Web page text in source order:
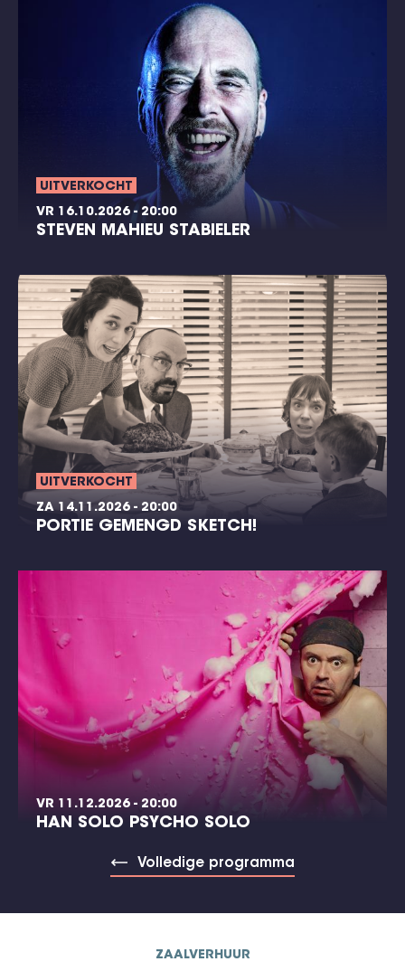
UITVERKOCHT
VR 16.10.2026 - 20:00
STEVEN MAHIEU STABIELER
UITVERKOCHT
ZA 14.11.2026 - 20:00
PORTIE GEMENGD SKETCH!
VR 11.12.2026 - 20:00
HAN SOLO PSYCHO SOLO
Volledige programma
ZAALVERHUUR